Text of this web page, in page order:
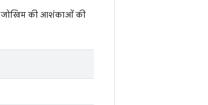
जोखिम की आशंकाओं की